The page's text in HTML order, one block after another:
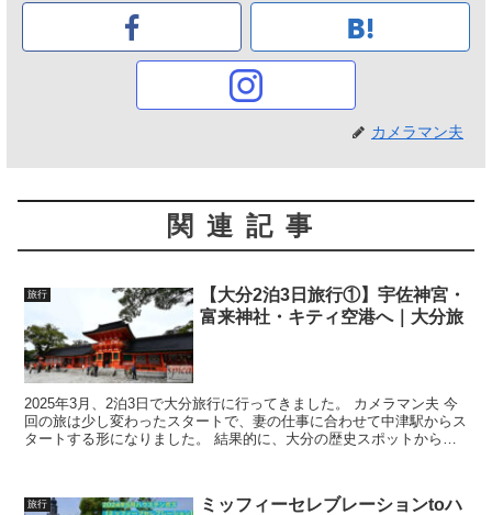
カメラマン夫
関連記事
旅行
【大分2泊3日旅行①】宇佐神宮・
富来神社・キティ空港へ｜大分旅
2025年3月、2泊3日で大分旅行に行ってきました。 カメラマン夫 今
回の旅は少し変わったスタートで、妻の仕事に合わせて中津駅からス
タートする形になりました。 結果的に、大分の歴史スポットから観
旅行
ミッフィーセレブレーションtoハ